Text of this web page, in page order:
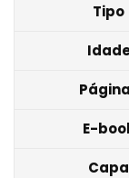
Tipo
E-
Capa